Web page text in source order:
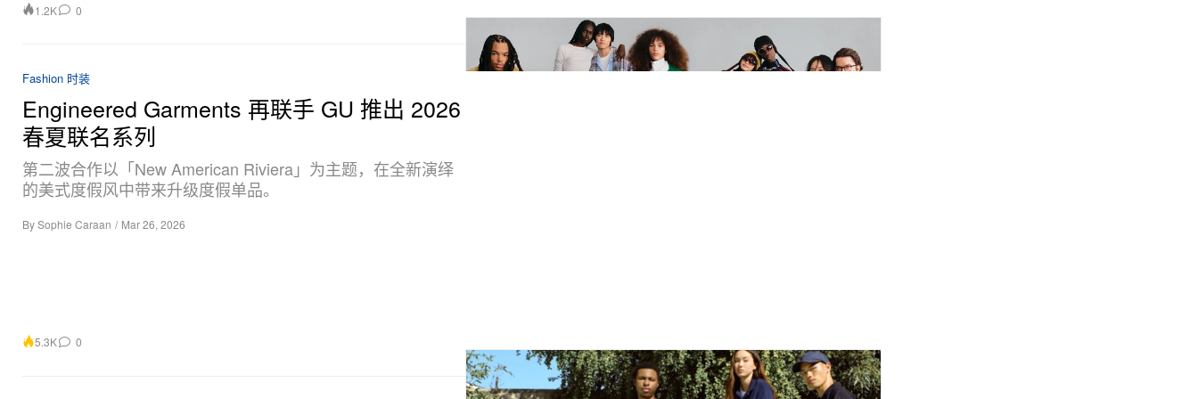
1.2K 0
Fashion 时装
Engineered Garments 再联手 GU 推出 2026
春夏联名系列
第二波合作以「New American Riviera」为主题，在全新演绎
的美式度假风中带来升级度假单品。
BySophie Caraan / Mar 26, 2026
5.3K 0